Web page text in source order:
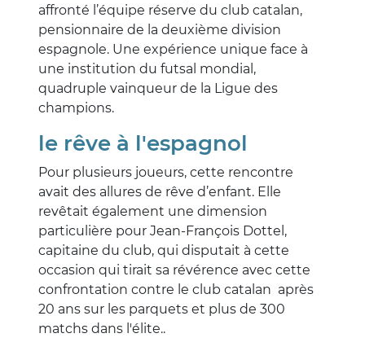
affronté l’équipe réserve du club catalan,
pensionnaire de la deuxième division
espagnole. Une expérience unique face à
une institution du futsal mondial,
quadruple vainqueur de la Ligue des
champions.
le rêve à l'espagnol
Pour plusieurs joueurs, cette rencontre
avait des allures de rêve d’enfant. Elle
revêtait également une dimension
particulière pour Jean-François Dottel,
capitaine du club, qui disputait à cette
occasion qui tirait sa révérence avec cette
confrontation contre le club catalan après
20 ans sur les parquets et plus de 300
matchs dans l'élite..